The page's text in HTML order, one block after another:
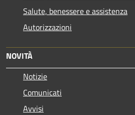
Salute, benessere e assistenza
Autorizzazioni
NOVITÀ
Notizie
Comunicati
Avvisi